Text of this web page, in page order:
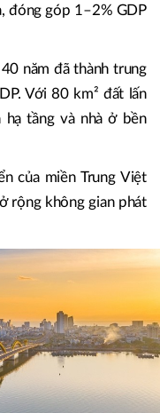
đóng góp 1–2% GDP
năm đã thành trung
Với 80 km² đất lấn
tầng và nhà ở bền
của miền Trung Việt
rộng không gian phát